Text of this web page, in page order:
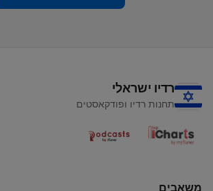
רדיו ישראלי
תחנות רדיו ופודקאסטים
משאבים